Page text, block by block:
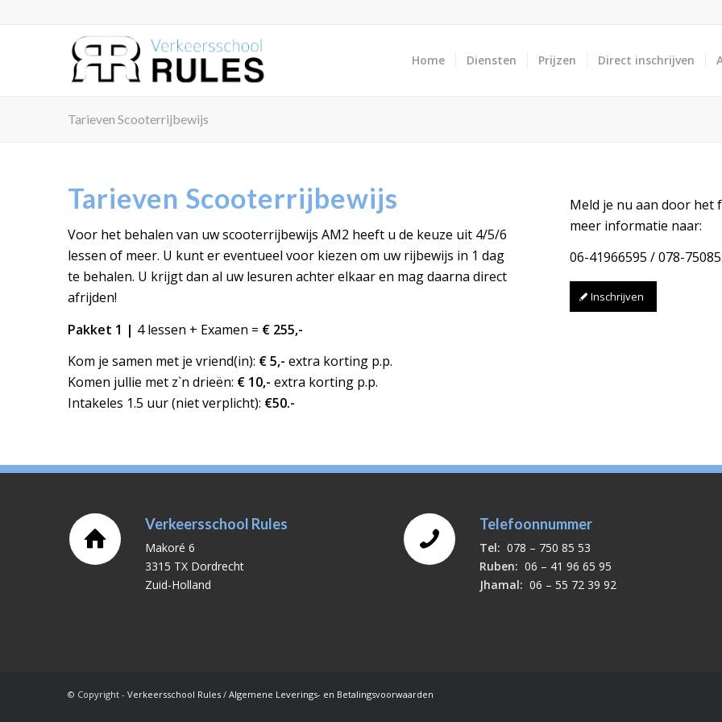
Home Diensten Prijzen Direct inschrijven
Tarieven Scooterrijbewijs
Tarieven Scooterrijbewijs
Voor het behalen van uw scooterrijbewijs AM2 heeft u de keuze uit 4/5/6
lessen of meer. U kunt er eventueel voor kiezen om uw rijbewijs in 1 dag
te behalen. U krijgt dan al uw lesuren achter elkaar en mag daarna direct
afrijden!
Pakket 1 | 4 lessen + Examen = € 255,-
Kom je samen met je vriend(in): € 5,- extra korting p.p.
Komen jullie met z`n drieën: € 10,- extra korting p.p.
Intakeles 1.5 uur (niet verplicht): €50.-
Meld je nu aan door het
meer informatie naar:
06-41966595 / 078-
Inschrijven
Verkeersschool Rules
Makoré 6
3315 TX Dordrecht
Zuid-Holland
Telefoonnummer
Tel: 078 – 750 85 53
Ruben: 06 – 41 96 65 95
Jhamal: 06 – 55 72 39 92
© Copyright - Verkeersschool Rules/ Algemene Leverings- en Betalingsvoorwaarden